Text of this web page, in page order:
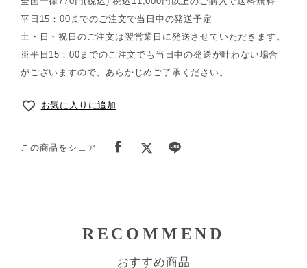
平日15：00までのご注文で当日中の発送予定
土・日・祝日のご注文は翌営業日に発送させていただきます。
※平日15：00までのご注文でも当日中の発送が叶わない場合
がございますので、あらかじめご了承ください。
お気に入りに追加
この商品をシェア
RECOMMEND
おすすめ商品